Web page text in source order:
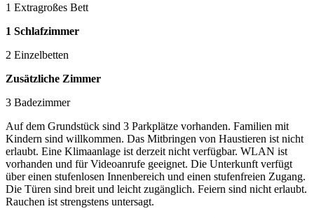
1 Extragroßes Bett
1 Schlafzimmer
2 Einzelbetten
Zusätzliche Zimmer
3 Badezimmer
Auf dem Grundstück sind 3 Parkplätze vorhanden. Familien mit
Kindern sind willkommen. Das Mitbringen von Haustieren ist nicht
erlaubt. Eine Klimaanlage ist derzeit nicht verfügbar. WLAN ist
vorhanden und für Videoanrufe geeignet. Die Unterkunft verfügt
über einen stufenlosen Innenbereich und einen stufenfreien Zugang.
Die Türen sind breit und leicht zugänglich. Feiern sind nicht erlaubt.
Rauchen ist strengstens untersagt.